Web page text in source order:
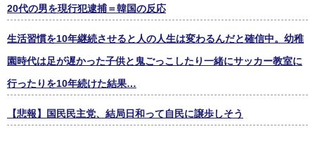
20代の男を現行犯逮捕＝韓国の反応
生活習慣を10年継続させると人の人生は変わるんだと確信中。幼稚
園時代は足が遅かった子供と鬼ごっこしたり一緒にサッカー教室に
行ったりを10年続けた結果…
【悲報】国民民主党、結局日和って自民に譲歩しそう